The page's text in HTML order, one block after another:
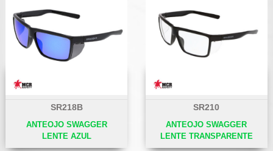
SR218B
ANTEOJO SWAGGER
LENTE AZUL
SR210
ANTEOJO SWAGGER
LENTE TRANSPARENTE